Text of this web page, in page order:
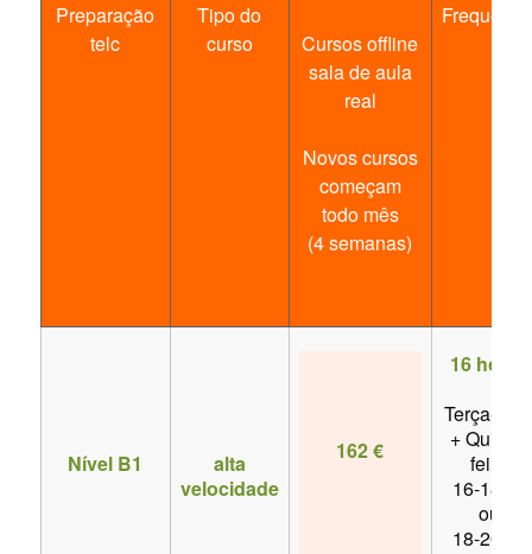
Preparação
telc
Tipo do
curso
Cursos offline
sala de aula
real
Novos cursos
começam
todo mês
(4 semanas)
Nível B1
alta
velocidade
162 €
16 horas
Terça-
+ Quinta-
feira
16-18 hs
ou
18-20 hs